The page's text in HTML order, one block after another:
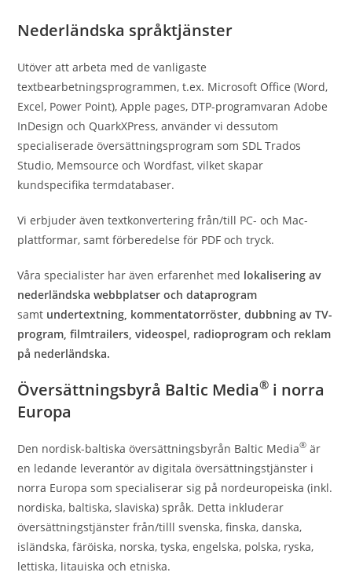
Nederländska språktjänster
Utöver att arbeta med de vanligaste
textbearbetningsprogrammen, t.ex. Microsoft Office (Word,
Excel, Power Point), Apple pages, DTP-programvaran Adobe
InDesign och QuarkXPress, använder vi dessutom
specialiserade översättningsprogram som SDL Trados
Studio, Memsource och Wordfast, vilket skapar
kundspecifika termdatabaser.
Vi erbjuder även textkonvertering från/till PC- och Mac-
plattformar, samt förberedelse för PDF och tryck.
Våra specialister har även erfarenhet med lokalisering av
nederländska webbplatser och dataprogram
samt undertextning, kommentatorröster, dubbning av TV-
program, filmtrailers, videospel, radioprogram och reklam
på nederländska.
Översättningsbyrå Baltic Media® i norra
Europa
Den nordisk-baltiska översättningsbyrån Baltic Media® är
en ledande leverantör av digitala översättningstjänster i
norra Europa som specialiserar sig på nordeuropeiska (inkl.
nordiska, baltiska, slaviska) språk. Detta inkluderar
översättningstjänster från/tilll svenska, finska, danska,
isländska, färöiska, norska, tyska, engelska, polska, ryska,
lettiska, litauiska och etniska.